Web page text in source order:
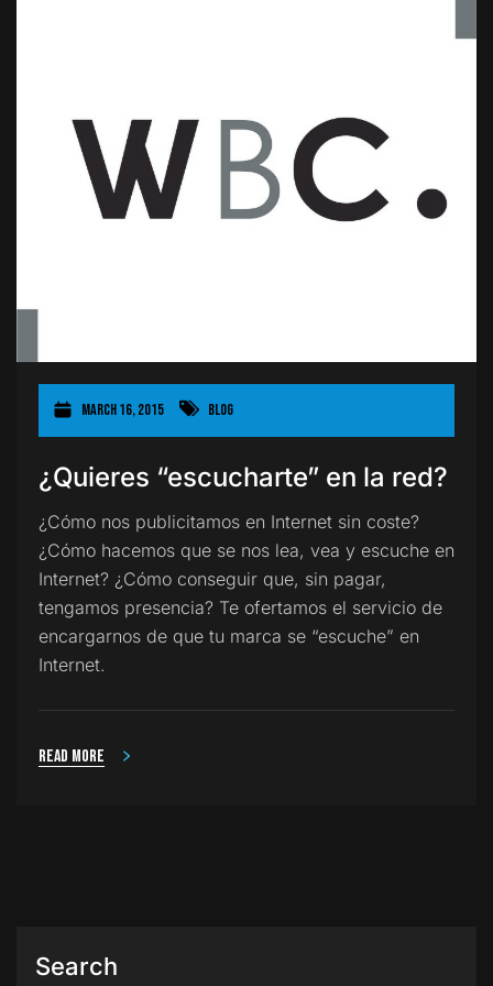
March 16, 2015 Blog
¿Quieres “escucharte” en la red?
¿Cómo nos publicitamos en Internet sin coste?
¿Cómo hacemos que se nos lea, vea y escuche en
Internet? ¿Cómo conseguir que, sin pagar,
tengamos presencia? Te ofertamos el servicio de
encargarnos de que tu marca se “escuche” en
Internet.
Read more
Search